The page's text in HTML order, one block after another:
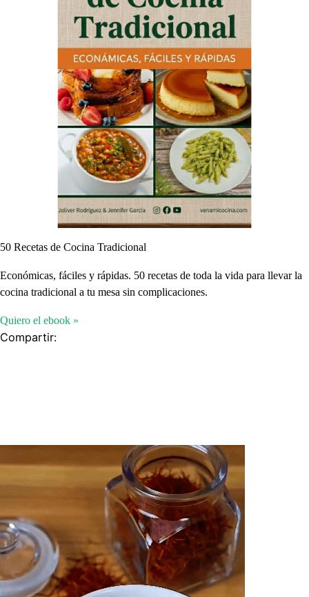
50 Recetas de Cocina Tradicional
Económicas, fáciles y rápidas. 50 recetas de toda la vida para llevar la
cocina tradicional a tu mesa sin complicaciones.
Quiero el ebook »
Compartir: